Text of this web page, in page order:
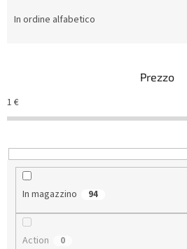
n
t
d
e
In ordine alfabetico
Prezzo
1 €
In magazzino 94
Action 0